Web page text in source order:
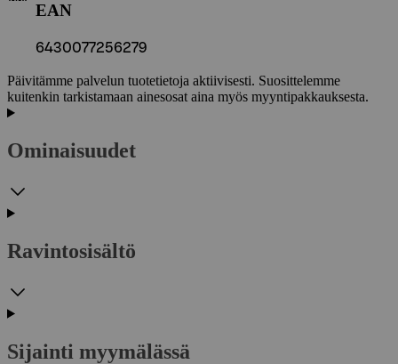
EAN
6430077256279
Päivitämme palvelun tuotetietoja aktiivisesti. Suosittelemme
kuitenkin tarkistamaan ainesosat aina myös myyntipakkauksesta.
Ominaisuudet
Ravintosisältö
Sijainti myymälässä